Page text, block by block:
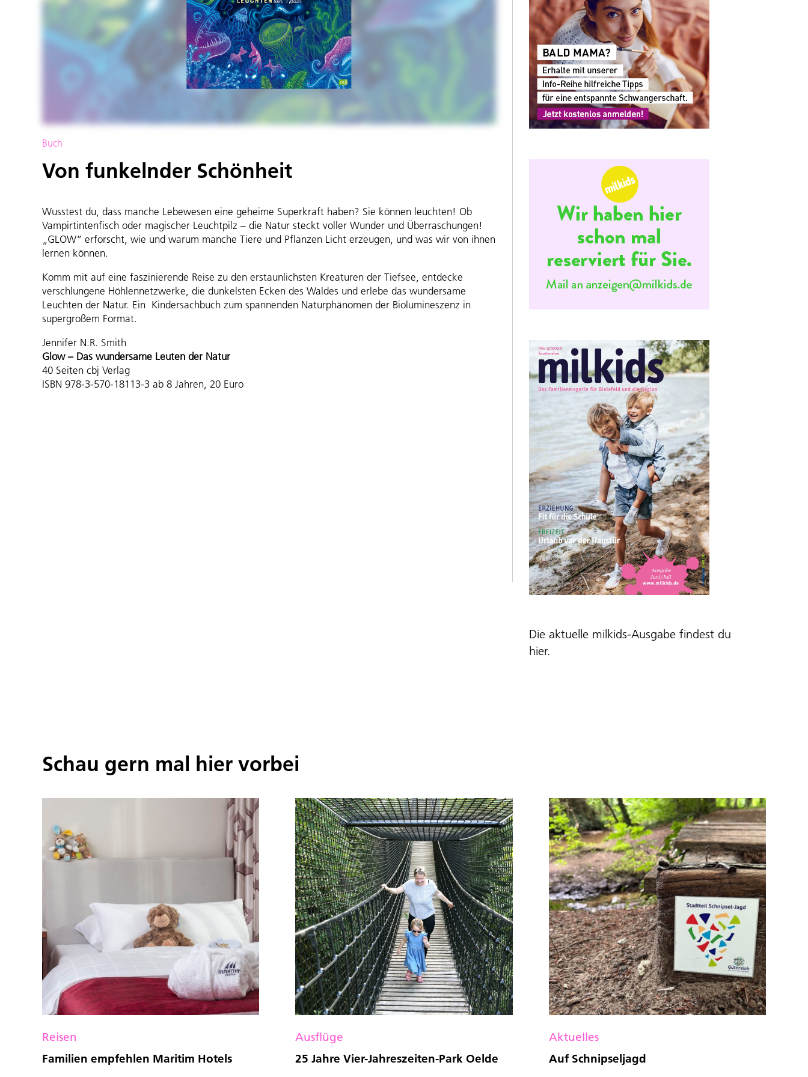
Buch
Von funkelnder Schönheit
Wusstest du, dass manche Lebewesen eine geheime Superkraft haben? Sie können leuchten! Ob
Vampirtintenfisch oder magischer Leuchtpilz – die Natur steckt voller Wunder und Überraschungen!
„GLOW“ erforscht, wie und warum manche Tiere und Pflanzen Licht erzeugen, und was wir von ihnen
lernen können.
Komm mit auf eine faszinierende Reise zu den erstaunlichsten Kreaturen der Tiefsee, entdecke
verschlungene Höhlennetzwerke, die dunkelsten Ecken des Waldes und erlebe das wundersame
Leuchten der Natur. Ein Kindersachbuch zum spannenden Naturphänomen der Biolumineszenz in
supergroßem Format.
Jennifer N.R. Smith
Glow – Das wundersame Leuten der Natur
40 Seiten cbj Verlag
ISBN 978-3-570-18113-3 ab 8 Jahren, 20 Euro
Die aktuelle milkids-Ausgabe findest du
hier.
Schau gern mal hier vorbei
Reisen
Familien empfehlen Maritim Hotels
Ausflüge
25 Jahre Vier-Jahreszeiten-Park Oelde
Aktuelles
Auf Schnipseljagd